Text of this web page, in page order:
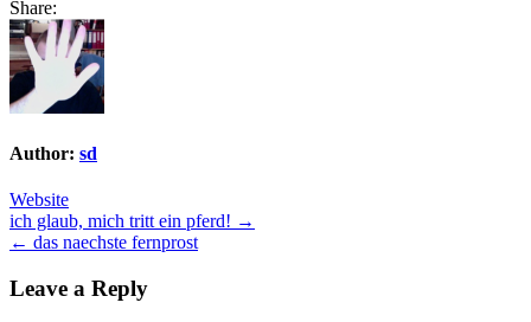
Share:
Author: sd
Website
Post
navigation
ich glaub, mich tritt ein pferd! →
← das naechste fernprost
Leave a Reply